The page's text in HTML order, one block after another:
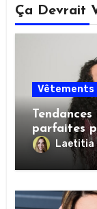
Ça Devrait
Vêtements
parfaites
Nouvel An
Laetitia